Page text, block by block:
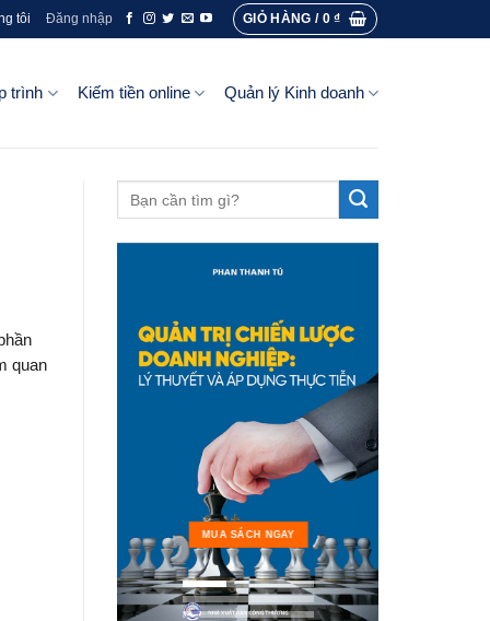
tôi Đăng nhập GIỎ HÀNG / 0₫
trình Kiếm tiền online Quản lý Kinh doanh
quan
MUA SÁCH NGAY